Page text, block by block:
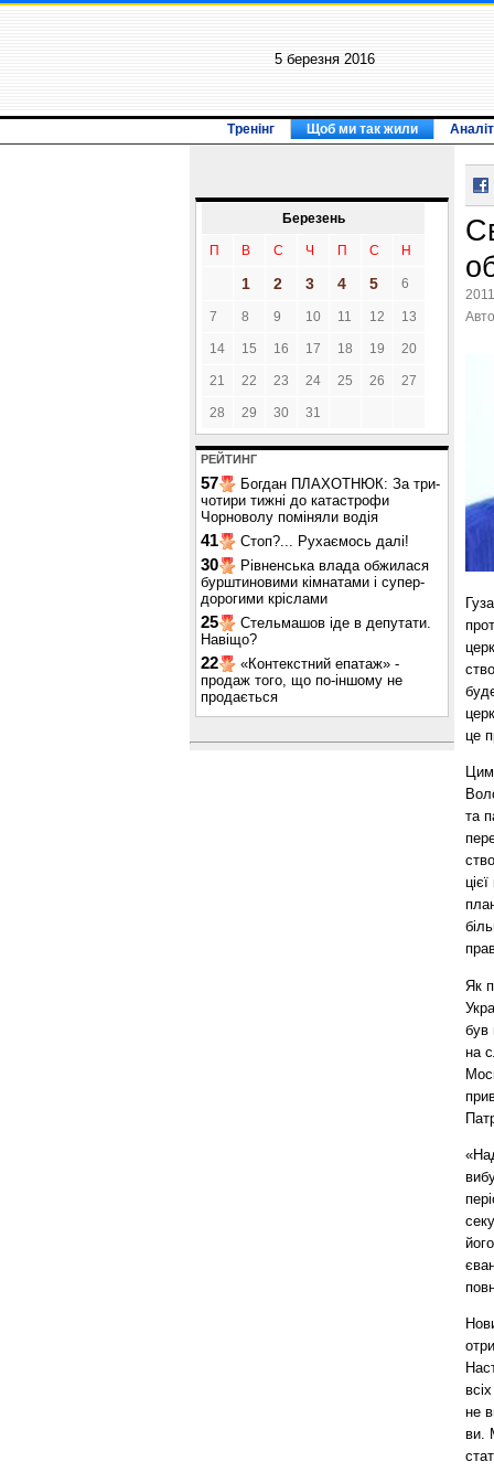
5 березня 2016
Тренінг Щоб ми так жили
Березень
П В С Ч П С Н
1 2 3 4 5 6
7 8 9 10 11 12 13
14 15 16 17 18 19 20
21 22 23 24 25 26 27
28 29 30 31
РЕЙТИНГ
57
Богдан ПЛАХОТНЮК: За три-
чотири тижні до катастрофи
Чорноволу поміняли водія
41 Стоп?... Рухаємось далі!
30
Рівненська влада обжилася
бурштиновими кімнатами і супер-
дорогими кріслами
25
Стельмашов іде в депутати.
Навіщо?
22
«Контекстний епатаж» -
продаж того, що по-іншому не
продається
це
Цим
та
Як
був
на
не
ви.